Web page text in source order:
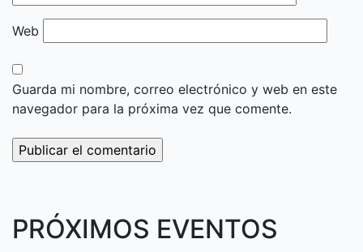
Web
Guarda mi nombre, correo electrónico y web en este
navegador para la próxima vez que comente.
PRÓXIMOS EVENTOS